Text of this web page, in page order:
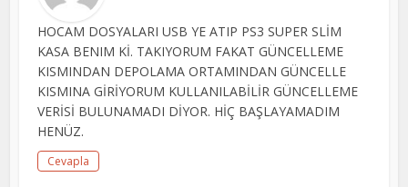
HOCAM DOSYALARI USB YE ATIP PS3 SUPER SLİM
KASA BENIM Kİ. TAKIYORUM FAKAT GÜNCELLEME
KISMINDAN DEPOLAMA ORTAMINDAN GÜNCELLE
KISMINA GİRİYORUM KULLANILABİLİR GÜNCELLEME
VERİSİ BULUNAMADI DİYOR. HİÇ BAŞLAYAMADIM
HENÜZ.
Cevapla